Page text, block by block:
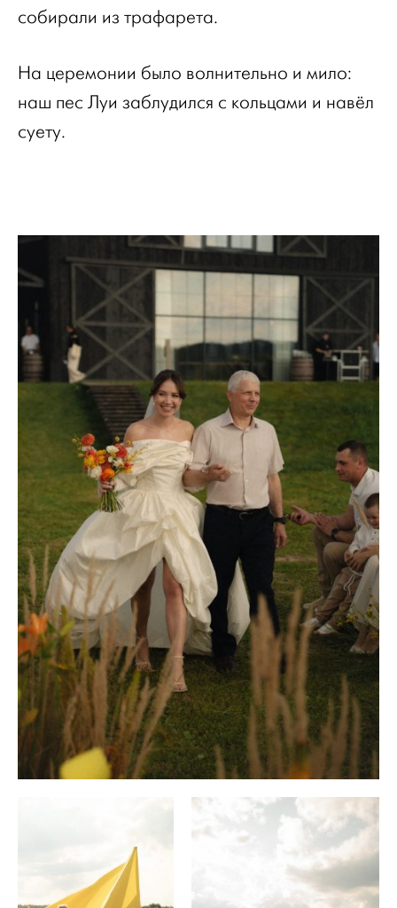
собирали из трафарета.
На церемонии было волнительно и мило:
наш пес Луи заблудился с кольцами и навёл
суету.